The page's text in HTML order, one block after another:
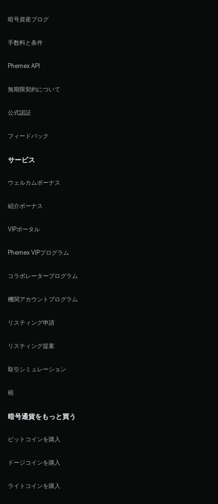
暗号資産ブログ
手数料と条件
Phemex API
無期限契約について
公式認証
フィードバック
サービス
ウェルカムボーナス
紹介ボーナス
VIPポータル
Phemex VIPプログラム
コラボレータープログラム
機関アカウントプログラム
リスティング申請
リスティング提案
取引シミュレーション
税
暗号通貨をもっと買う
ビットコインを購入
ドージコインを購入
ライトコインを購入